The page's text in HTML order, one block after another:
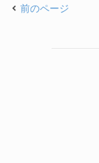
前のページ